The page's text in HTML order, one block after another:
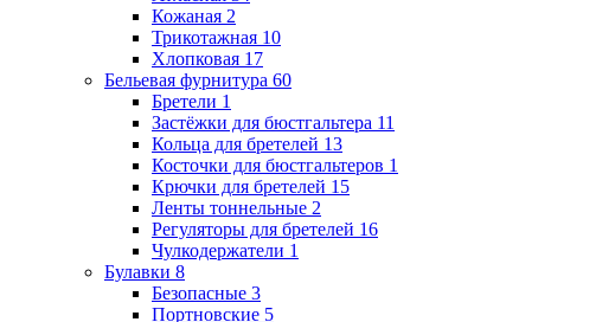
Кожаная 2
Трикотажная 10
Хлопковая 17
Бельевая фурнитура 60
Бретели 1
Застёжки для бюстгальтера 11
Кольца для бретелей 13
Косточки для бюстгальтеров 1
Крючки для бретелей 15
Ленты тоннельные 2
Регуляторы для бретелей 16
Чулкодержатели 1
Булавки 8
Безопасные 3
Портновские 5